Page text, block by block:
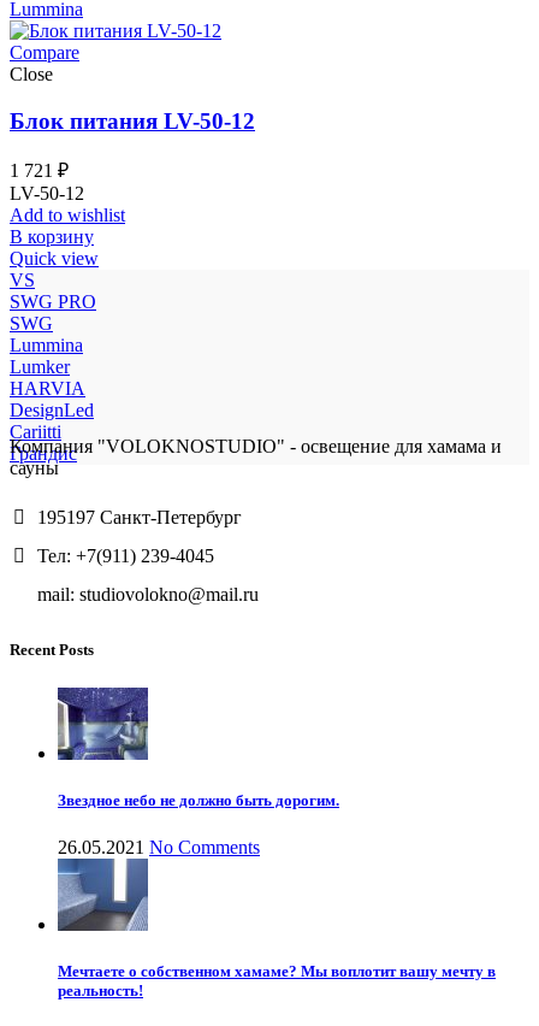
Lummina
Compare
Close
Блок питания LV-50-12
1 721 ₽
LV-50-12
Add to wishlist
В корзину
Quick view
VS
SWG PRO
SWG
Lummina
Lumker
HARVIA
DesignLed
Cariitti
Грандис
Компания "VOLOKNOSTUDIO" - освещение для хамама и
сауны
195197 Санкт-Петербург
Тел: +7(911) 239-4045
mail: studiovolokno@mail.ru
Recent Posts
Звездное небо не должно быть дорогим.
26.05.2021 No Comments
Мечтаете о собственном хамаме? Мы воплотит вашу мечту в
реальность!